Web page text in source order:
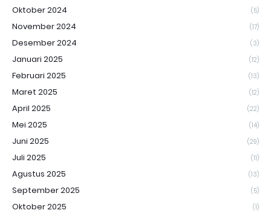
Oktober 2024 (5)
November 2024 (17)
Desember 2024 (3)
Januari 2025 (12)
Februari 2025 (13)
Maret 2025 (12)
April 2025 (22)
Mei 2025 (14)
Juni 2025 (29)
Juli 2025 (11)
Agustus 2025 (13)
September 2025 (5)
Oktober 2025 (1)